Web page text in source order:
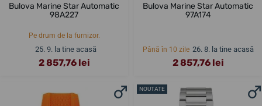
Bulova Marine Star Automatic
98A227
Pe drum de la furnizor.
25. 9. la tine acasă
2 857,76 lei
Bulova Marine Star Automatic
97A174
Până în 10 zile 26. 8. la tine acasă
2 857,76 lei
NOUTATE